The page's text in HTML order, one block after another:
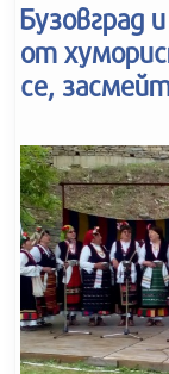
Бузовград
от
се,